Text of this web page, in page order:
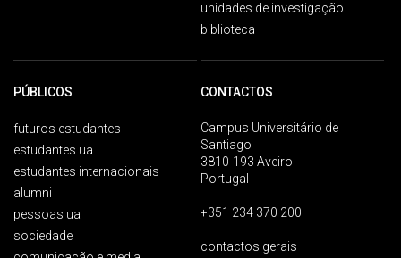
unidades de investigação
biblioteca
PÚBLICOS
futuros estudantes
estudantes ua
estudantes internacionais
alumni
pessoas ua
sociedade
CONTACTOS
Campus Universitário de
Santiago
3810-193 Aveiro
Portugal
+351 234 370 200
contactos gerais